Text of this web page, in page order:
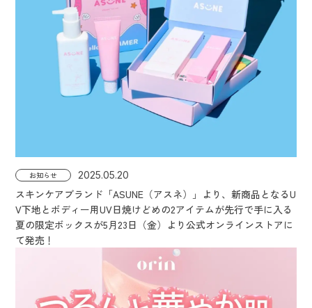
お知らせ 2025.05.20
スキンケアブランド「ASUNE（アスネ）」より、新商品となるU
V下地とボディー用UV日焼けどめの2アイテムが先行で手に入る
夏の限定ボックスが5月23日（金）より公式オンラインストアに
て発売！